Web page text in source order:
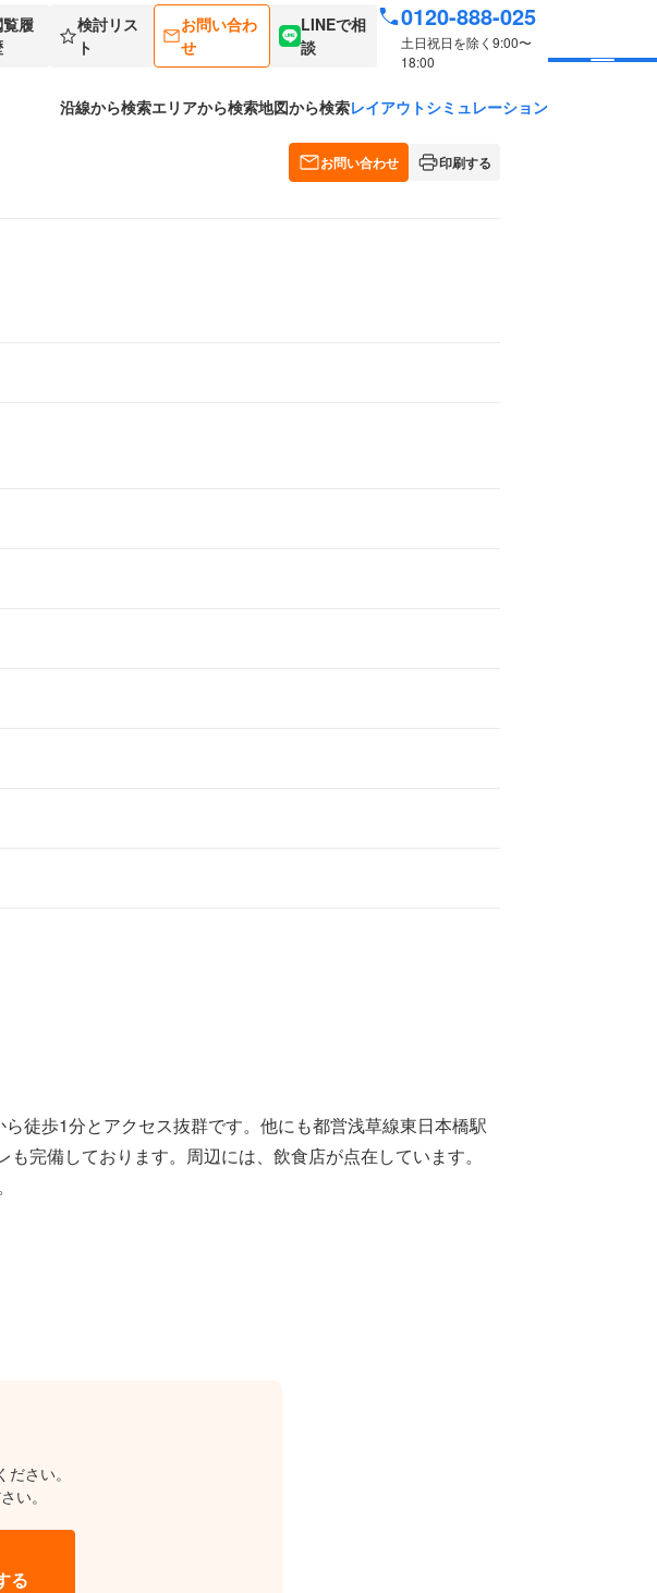
履
検討リス
ト
お問い合わ
せ
LINEで相
談
0120-888-025
土日祝日を除く9:00〜
18:00
沿線から検索エリアから検索地図から検索レイアウトシミュレーション
お問い合わせ 印刷する
徒歩1分とアクセス抜群です。他にも都営浅草線東日本橋駅
完備しております。周辺には、飲食店が点在しています。
さい。
い。
る